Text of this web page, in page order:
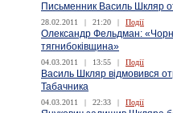
Письменник Василь Шкляр
28.02.2011 | 21:20 | Події
Олександр Фельдман:
тягнибоківщина»
04.03.2011 | 13:55 | Події
Василь Шкляр відмовився
Табачника
04.03.2011 | 22:33 | Події